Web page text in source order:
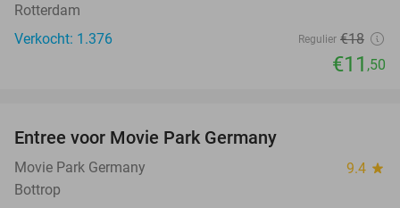
Rotterdam
Verkocht: 1.376
Regulier €18
€11 ,50
Entree voor Movie Park Germany
Movie Park Germany 9.4 star
Bottrop